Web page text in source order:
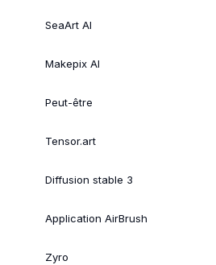
SeaArt AI
Makepix AI
Peut-être
Tensor.art
Diffusion stable 3
Application AirBrush
Zyro